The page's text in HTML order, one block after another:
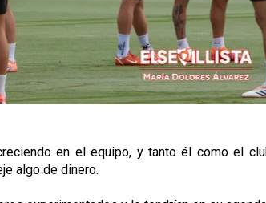
en el equipo, y tanto él como el
algo de dinero.